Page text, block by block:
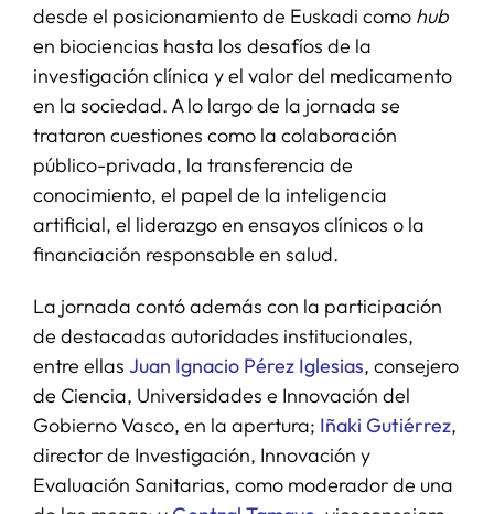
desde el posicionamiento de Euskadi como hub
en biociencias hasta los desafíos de la
investigación clínica y el valor del medicamento
en la sociedad. A lo largo de la jornada se
trataron cuestiones como la colaboración
público-privada, la transferencia de
conocimiento, el papel de la inteligencia
artificial, el liderazgo en ensayos clínicos o la
financiación responsable en salud.
La jornada contó además con la participación
de destacadas autoridades institucionales,
entre ellas Juan Ignacio Pérez Iglesias, consejero
de Ciencia, Universidades e Innovación del
Gobierno Vasco, en la apertura; Iñaki Gutiérrez,
director de Investigación, Innovación y
Evaluación Sanitarias, como moderador de una